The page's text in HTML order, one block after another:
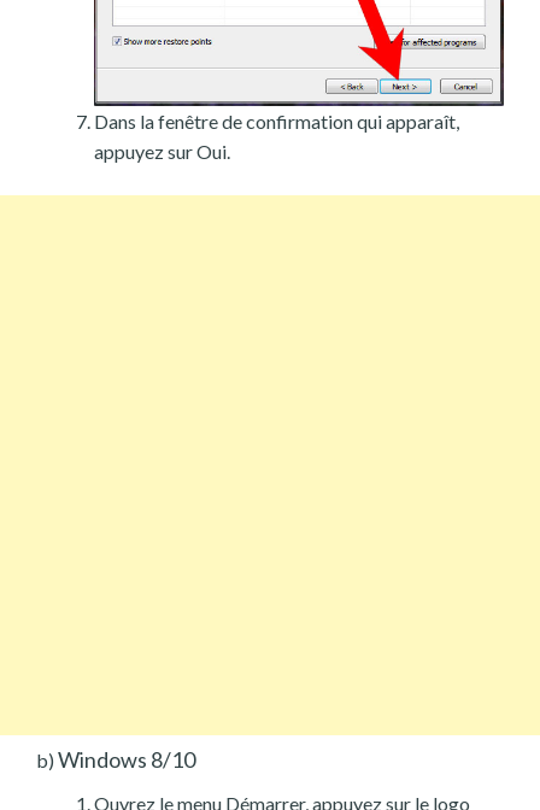
Dans la fenêtre de confirmation qui apparaît,
appuyez sur Oui.
b) Windows 8/10
Ouvrez le menu Démarrer, appuyez sur le logo